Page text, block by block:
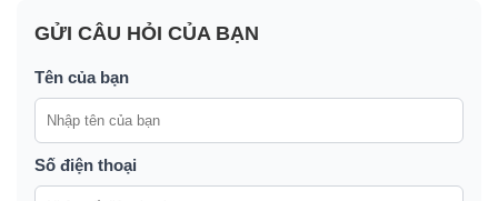
GỬI CÂU HỎI CỦA BẠN
Tên của bạn
Số điện thoại